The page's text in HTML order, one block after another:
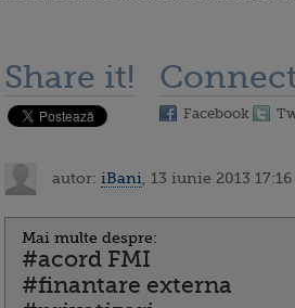
Share it!
Facebook
autor: iBani , 13 iunie 2013 17:16
Mai multe despre:
#acord FMI
#finantare externa